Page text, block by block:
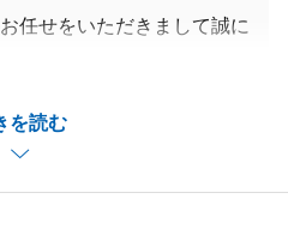
を読む
任せをいただきまして誠に
を迎えることができまし